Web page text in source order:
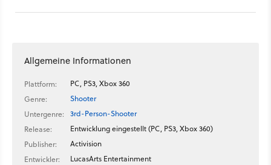
Allgemeine Informationen
Plattform:
PC, PS3, Xbox 360
Genre:
Shooter
Untergenre:
3rd-Person-Shooter
Release:
Entwicklung eingestellt (PC, PS3, Xbox 360)
Publisher:
Activision
Entwickler:
LucasArts Entertainment